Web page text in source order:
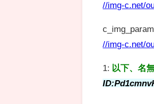
//img-c.net/
//img-c.net/
1: 以下、名